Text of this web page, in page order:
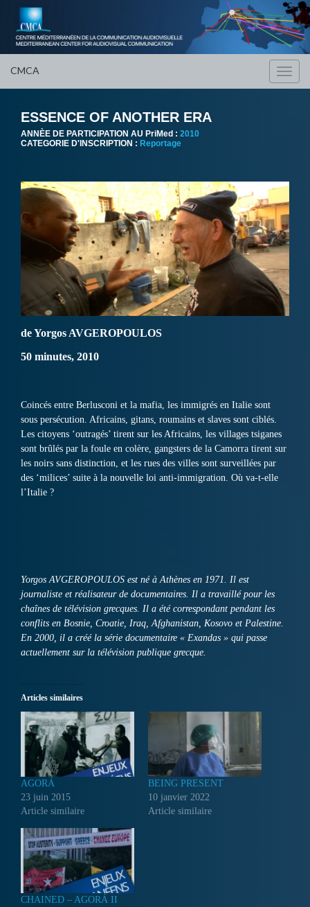
CMCA
ESSENCE OF ANOTHER ERA
ANNÈE DE PARTICIPATION AU PriMed : 2010
CATEGORIE D'INSCRIPTION : Reportage
de Yorgos AVGEROPOULOS
50 minutes, 2010
Coincés entre Berlusconi et la mafia, les immigrés en Italie sont
sous persécution. Africains, gitans, roumains et slaves sont ciblés.
Les citoyens ‘outragés’ tirent sur les Africains, les villages tsiganes
sont brûlés par la foule en colère, gangsters de la Camorra tirent sur
les noirs sans distinction, et les rues des villes sont surveillées par
des ‘milices’ suite à la nouvelle loi anti-immigration. Où va-t-elle
l’Italie ?
Yorgos AVGEROPOULOS est né à Athènes en 1971. Il est
journaliste et réalisateur de documentaires. Il a travaillé pour les
chaînes de télévision grecques. Il a été correspondant pendant les
conflits en Bosnie, Croatie, Iraq, Afghanistan, Kosovo et Palestine.
En 2000, il a créé la série documentaire « Exandas » qui passe
actuellement sur la télévision publique grecque.
Articles similaires
AGORÁ
23 juin 2015
Article similaire
BEING PRESENT
10 janvier 2022
Article similaire
CHAINED – AGORÁ II